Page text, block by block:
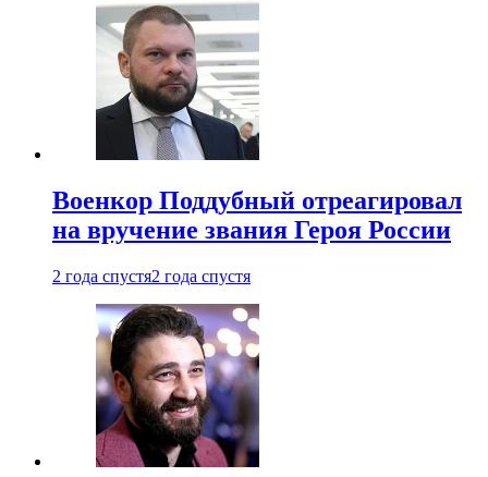
Военкор Поддубный отреагировал
на вручение звания Героя России
2 года спустя2 года спустя